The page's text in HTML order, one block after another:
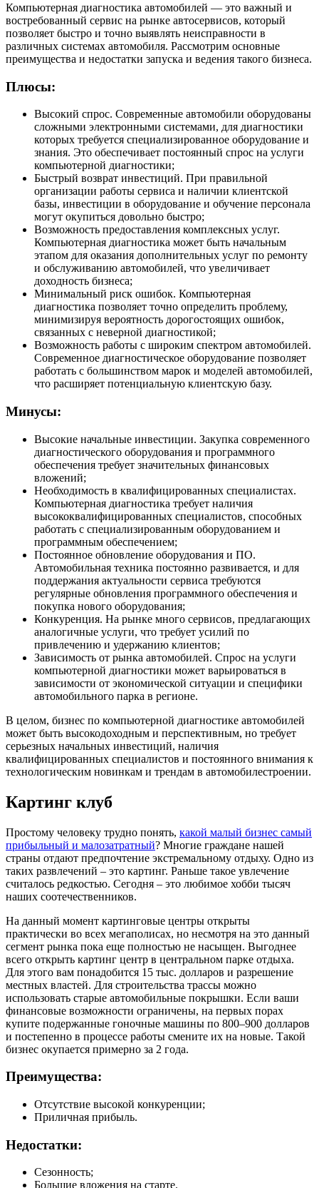
Компьютерная диагностика автомобилей — это важный и
востребованный сервис на рынке автосервисов, который
позволяет быстро и точно выявлять неисправности в
различных системах автомобиля. Рассмотрим основные
преимущества и недостатки запуска и ведения такого бизнеса.
Плюсы:
Высокий спрос. Современные автомобили оборудованы
сложными электронными системами, для диагностики
которых требуется специализированное оборудование и
знания. Это обеспечивает постоянный спрос на услуги
компьютерной диагностики;
Быстрый возврат инвестиций. При правильной
организации работы сервиса и наличии клиентской
базы, инвестиции в оборудование и обучение персонала
могут окупиться довольно быстро;
Возможность предоставления комплексных услуг.
Компьютерная диагностика может быть начальным
этапом для оказания дополнительных услуг по ремонту
и обслуживанию автомобилей, что увеличивает
доходность бизнеса;
Минимальный риск ошибок. Компьютерная
диагностика позволяет точно определить проблему,
минимизируя вероятность дорогостоящих ошибок,
связанных с неверной диагностикой;
Возможность работы с широким спектром автомобилей.
Современное диагностическое оборудование позволяет
работать с большинством марок и моделей автомобилей,
что расширяет потенциальную клиентскую базу.
Минусы:
Высокие начальные инвестиции. Закупка современного
диагностического оборудования и программного
обеспечения требует значительных финансовых
вложений;
Необходимость в квалифицированных специалистах.
Компьютерная диагностика требует наличия
высококвалифицированных специалистов, способных
работать с специализированным оборудованием и
программным обеспечением;
Постоянное обновление оборудования и ПО.
Автомобильная техника постоянно развивается, и для
поддержания актуальности сервиса требуются
регулярные обновления программного обеспечения и
покупка нового оборудования;
Конкуренция. На рынке много сервисов, предлагающих
аналогичные услуги, что требует усилий по
привлечению и удержанию клиентов;
Зависимость от рынка автомобилей. Спрос на услуги
компьютерной диагностики может варьироваться в
зависимости от экономической ситуации и специфики
автомобильного парка в регионе.
В целом, бизнес по компьютерной диагностике автомобилей
может быть высокодоходным и перспективным, но требует
серьезных начальных инвестиций, наличия
квалифицированных специалистов и постоянного внимания к
технологическим новинкам и трендам в автомобилестроении.
Картинг клуб
Простому человеку трудно понять, какой малый бизнес самый
прибыльный и малозатратный? Многие граждане нашей
страны отдают предпочтение экстремальному отдыху. Одно из
таких развлечений – это картинг. Раньше такое увлечение
считалось редкостью. Сегодня – это любимое хобби тысяч
наших соотечественников.
На данный момент картинговые центры открыты
практически во всех мегаполисах, но несмотря на это данный
сегмент рынка пока еще полностью не насыщен. Выгоднее
всего открыть картинг центр в центральном парке отдыха.
Для этого вам понадобится 15 тыс. долларов и разрешение
местных властей. Для строительства трассы можно
использовать старые автомобильные покрышки. Если ваши
финансовые возможности ограничены, на первых порах
купите подержанные гоночные машины по 800–900 долларов
и постепенно в процессе работы смените их на новые. Такой
бизнес окупается примерно за 2 года.
Преимущества:
Отсутствие высокой конкуренции;
Приличная прибыль.
Недостатки:
Сезонность;
Большие вложения на старте.